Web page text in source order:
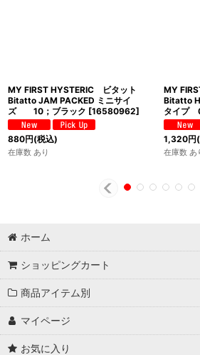
MY FIRST HYSTERIC ビタット
Bitatto JAM PACKED ミニサイ
ズ 10；ブラック [16580962]
880円(税込)
在庫数 あり
MY
Bitatto
タイプ
1,320円
在庫数 あ
ホーム
ショッピングカート
商品アイテム別
マイページ
お気に入り